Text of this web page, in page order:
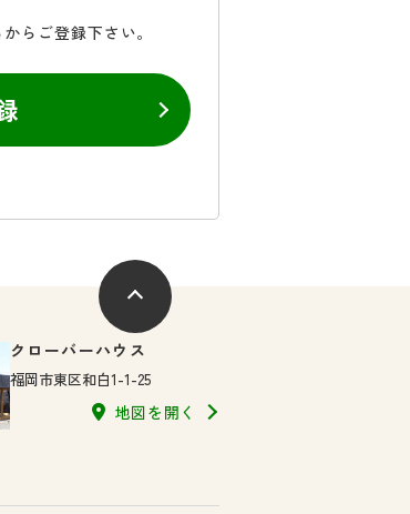
らご登録下さい。
クローバーハウス
福岡市東区和白1-1-25
地図を開く